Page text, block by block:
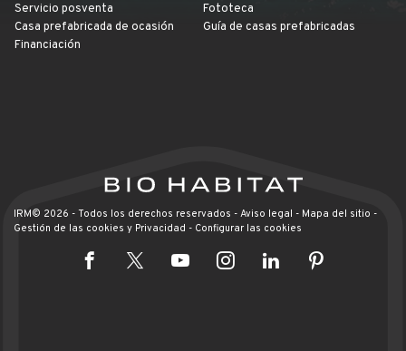
Servicio posventa
Casa prefabricada de ocasión
Financiación
Fototeca
Guía de casas prefabricadas
IRM© 2026 - Todos los derechos reservados - Aviso legal - Mapa del sitio -
Gestión de las cookies y Privacidad - Configurar las cookies